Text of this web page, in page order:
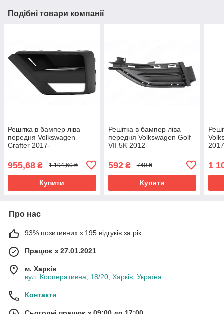
Подібні товари компанії
Решітка в бампер ліва
передня Volkswagen
Crafter 2017-
955,68 ₴ 1 194,60 ₴
Купити
Решітка в бампер ліва
передня Volkswagen Golf
VII 5K 2012-
592₴ 740 ₴
Купити
1
Про нас
93% позитивних з 195 відгуків за рік
Працює з 27.01.2021
м. Харків
вул. Кооперативна, 18/20, Харків, Україна
Контакти